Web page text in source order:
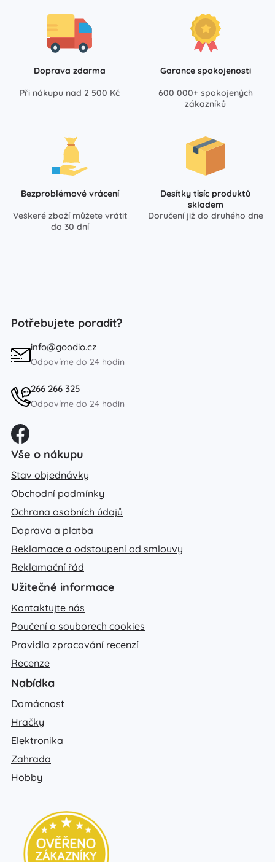
Doprava zdarma
Při nákupu nad 2 500 Kč
Garance spokojenosti
600 000+ spokojených
zákazníků
Bezproblémové vrácení
Veškeré zboží můžete vrátit
do 30 dní
Desítky tisíc produktů
skladem
Doručení již do druhého dne
Potřebujete poradit?
info@goodio.cz
Odpovíme do 24 hodin
266 266 325
Odpovíme do 24 hodin
Vše o nákupu
Stav objednávky
Obchodní podmínky
Ochrana osobních údajů
Doprava a platba
Reklamace a odstoupení od smlouvy
Reklamační řád
Užitečné informace
Kontaktujte nás
Poučení o souborech cookies
Pravidla zpracování recenzí
Recenze
Nabídka
Domácnost
Hračky
Elektronika
Zahrada
Hobby